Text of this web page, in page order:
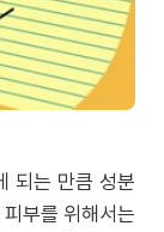
되는 만큼 성분
부를 위해서는